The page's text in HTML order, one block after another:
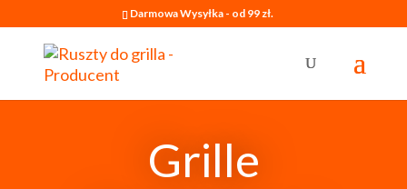
Darmowa Wysyłka - od 99 zł.
Grille